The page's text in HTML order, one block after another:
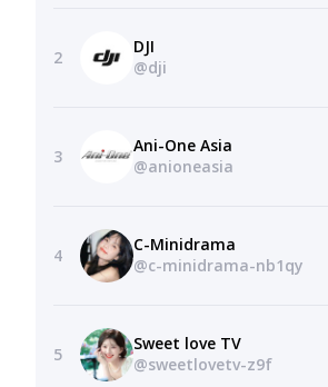
2
DJI
@dji
3
Ani-One Asia
@anioneasia
4
C-Minidrama
@c-minidrama-nb1qy
5
Sweet love TV
@sweetlovetv-z9f